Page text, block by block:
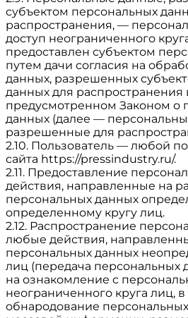
субъектом персональных
распространения, —
доступ неограниченного
предоставлен субъектом
путем дачи согласия на
данных, разрешенных
данных для распространения
предусмотренном Законом о
данных (далее —
разрешенные для
2.10. Пользователь — любой
сайта https://pressindustry.ru/.
2.11. Предоставление
действия, направленные на
персональных данных
определенному кругу лиц.
2.12. Распространение
любые действия,
персональных данных
лиц (передача персональных
на ознакомление с
неограниченного круга лиц,
обнародование